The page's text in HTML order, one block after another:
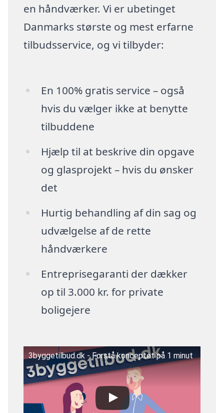
en håndværker. Vi er ubetinget
Danmarks største og mest erfarne
tilbudsservice, og vi tilbyder:
En 100% gratis service – også
hvis du vælger ikke at benytte
tilbuddene
Hjælp til at beskrive din opgave
og glasprojekt – hvis du ønsker
det
Hurtig behandling af din sag og
udvælgelse af de rette
håndværkere
Entreprisegaranti der dækker
op til 3.000 kr. for private
boligejere
3byggetilbud.dk - Forstå konceptet på 1 minut